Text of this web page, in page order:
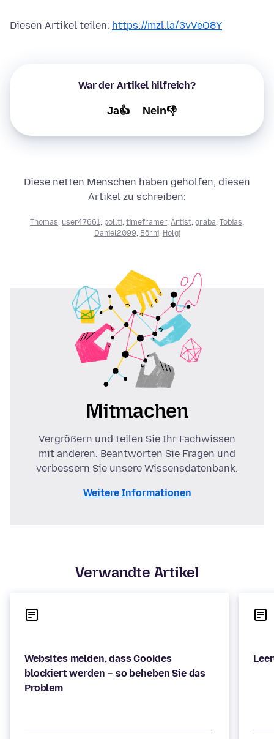
Diesen Artikel teilen: https://mzl.la/3vVeO8Y
War der Artikel hilfreich?
Ja👍 Nein👎
Diese netten Menschen haben geholfen, diesen
Artikel zu schreiben:
Thomas user47661 pollti timeframer, Artist graba Tobias
Daniel2099 Börni, Holgi
Mitmachen
Vergrößern und teilen Sie Ihr Fachwissen
mit anderen. Beantworten Sie Fragen und
verbessern Sie unsere Wissensdatenbank.
Weitere Informationen
Verwandte Artikel
Websites melden, dass Cookies
blockiert werden – so beheben Sie das
Problem